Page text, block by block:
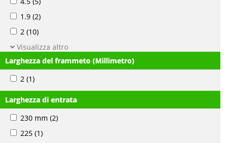
1.9 (2)
2 (10)
Visualizza altro
Larghezza del frammeto (Millimetro)
2 (1)
Larghezza di entrata
230 mm (2)
225 (1)